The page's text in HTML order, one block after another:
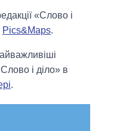
«Слово і
Pics&Maps.
і діло» в
.